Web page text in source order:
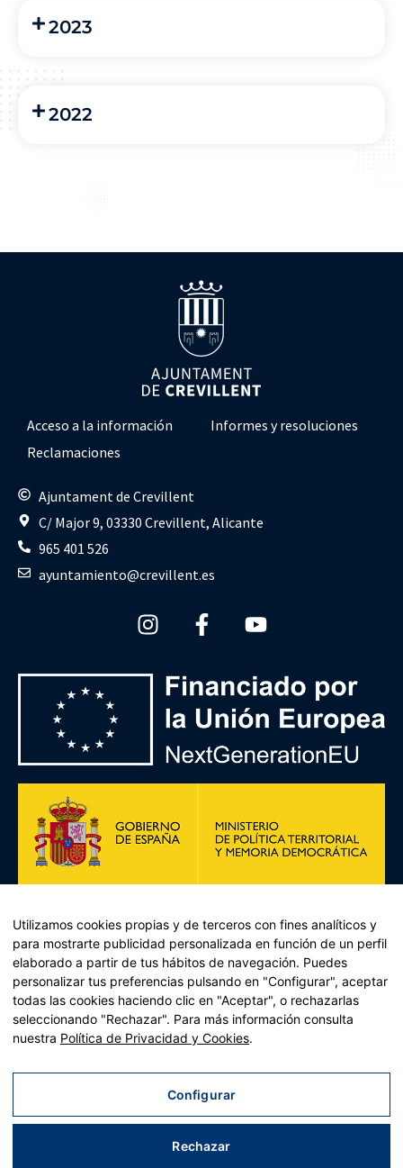
2023
2022
Acceso a la información
Informes y resoluciones
Reclamaciones
Ajuntament de Crevillent
C/ Major 9, 03330 Crevillent, Alicante
965 401 526
ayuntamiento@crevillent.es
Plan de Recuperación, Transformación y Resiliencia –
Financiado por la Unión Europea << Next Generation EU>>
Mecanismo de Recuperación y resiliencia, establecido por el
Componente 11, Inversión 2 del PRTR gestionado por el
Ministerio de Política territorial.
Utilizamos cookies propias y de terceros con fines analíticos y
para mostrarte publicidad personalizada en función de un perfil
elaborado a partir de tus hábitos de navegación. Puedes
personalizar tus preferencias pulsando en "Configurar", aceptar
todas las cookies haciendo clic en "Aceptar", o rechazarlas
seleccionando "Rechazar". Para más información consulta
nuestra Política de Privacidad y Cookies.
Configurar
Rechazar